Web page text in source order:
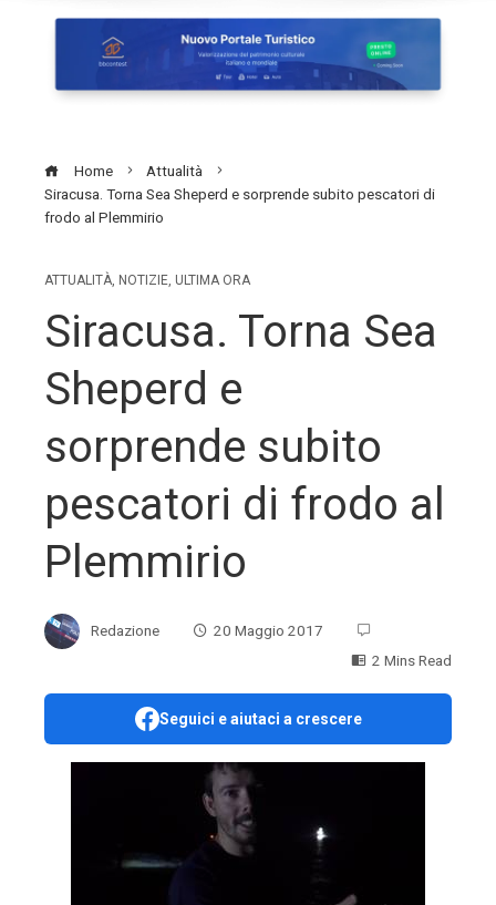
Home
Attualità
Siracusa. Torna Sea Sheperd e sorprende subito pescatori di
frodo al Plemmirio
ATTUALITÀ, NOTIZIE, ULTIMA ORA
Siracusa. Torna Sea
Sheperd e
sorprende subito
pescatori di frodo al
Plemmirio
Redazione
20 Maggio 2017
2 Mins Read
Seguici e aiutaci a crescere